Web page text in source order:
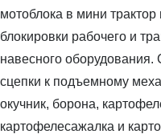
мотоблока в мини
блокировки рабочего и
навесного
сцепки к подъемному
окучник, борона,
картофелесажалка и